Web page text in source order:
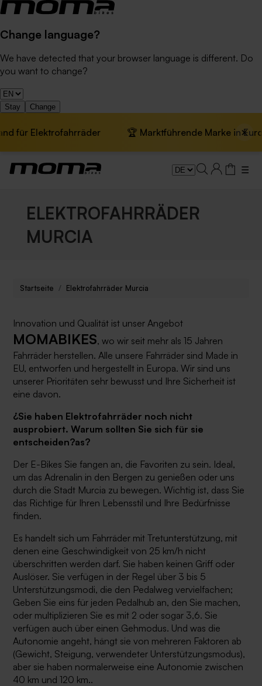
Change language?
We have detected that your browser language is different. Do
you want to change?
Stay Change
🏆 Marktführende Marke in Europa · 📦×
☰
ELEKTROFAHRRÄDER
MURCIA
Startseite Elektrofahrräder Murcia
Innovation und Qualität ist unser Angebot
MOMABIKES, wo wir seit mehr als 15 Jahren
Fahrräder herstellen. Alle unsere Fahrräder sind Made in
EU, entworfen und hergestellt in Europa. Wir sind uns
unserer Prioritäten sehr bewusst und Ihre Sicherheit ist
eine davon.
¿Sie haben Elektrofahrräder noch nicht
ausprobiert. Warum sollten Sie sich für sie
entscheiden?as?
Der E-Bikes Sie fangen an, die Favoriten zu sein. Ideal,
um das Adrenalin in den Bergen zu genießen oder uns
durch die Stadt Murcia zu bewegen. Wichtig ist, dass Sie
das Richtige für Ihren Lebensstil und Ihre Bedürfnisse
finden.
Es handelt sich um Fahrräder mit Tretunterstützung, mit
denen eine Geschwindigkeit von 25 km/h nicht
überschritten werden darf. Sie haben keinen Griff oder
Auslöser. Sie verfügen in der Regel über 3 bis 5
Unterstützungsmodi, die den Pedalweg vervielfachen;
Geben Sie eins für jeden Pedalhub an, den Sie machen,
oder multiplizieren Sie es mit 2 oder sogar 3,6. Sie
verfügen auch über einen Gehmodus. Und was die
Autonomie angeht, hängt sie von mehreren Faktoren ab
(Gewicht, Steigung, verwendeter Unterstützungsmodus),
aber sie haben normalerweise eine Autonomie zwischen
40 km und 120 km..